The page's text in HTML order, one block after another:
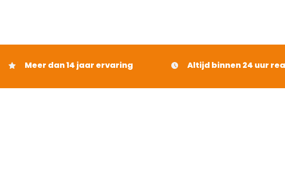
Meer dan 14 jaar ervaring Altijd binnen 24 uur